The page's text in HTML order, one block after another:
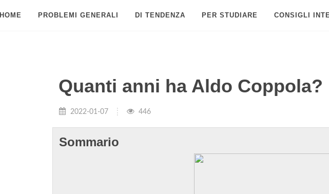
PROBLEMI GENERALI DI TENDENZA PER STUDIARE CONSIGLI
Quanti anni ha Aldo Coppola?
2022-01-07 446
Sommario